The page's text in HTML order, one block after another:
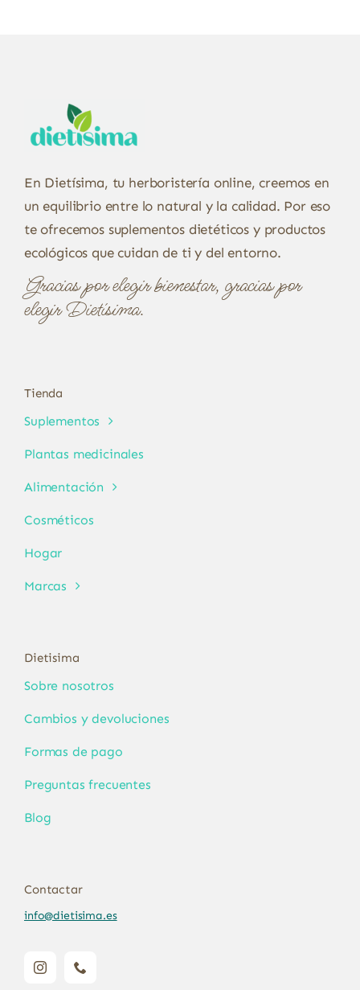
En Dietísima, tu herboristería online, creemos en
un equilibrio entre lo natural y la calidad. Por eso
te ofrecemos suplementos dietéticos y productos
ecológicos que cuidan de ti y del entorno.
Gracias por elegir bienestar, gracias por
elegir Dietísima.
Tienda
Suplementos
Plantas medicinales
Alimentación
Cosméticos
Hogar
Marcas
Dietisima
Sobre nosotros
Cambios y devoluciones
Formas de pago
Preguntas frecuentes
Blog
Contactar
info@dietisima.es